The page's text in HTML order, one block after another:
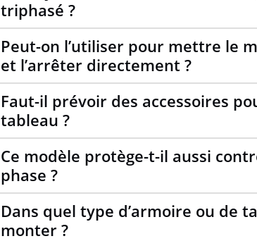
PUISSANCE
PRODUCT
(CO2)
triphasé ?
Peut-on l’utiliser pour mettre le
et l’arrêter directement ?
Faut-il prévoir des accessoires
tableau ?
Ce modèle protège-t-il aussi
phase ?
Dans quel type d’armoire ou de
monter ?